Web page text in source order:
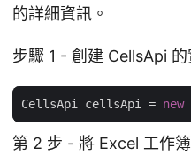
的詳細資訊。
步驟 1 - 創建 CellsApi 的
CellsApi cellsApi = new
第 2 步 - 將 Excel 工作